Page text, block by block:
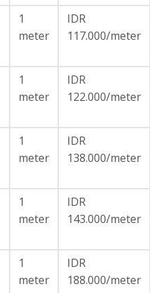
1
meter
IDR
117.000/meter
1
meter
IDR
122.000/meter
1
meter
IDR
138.000/meter
1
meter
IDR
143.000/meter
1
meter
IDR
188.000/meter